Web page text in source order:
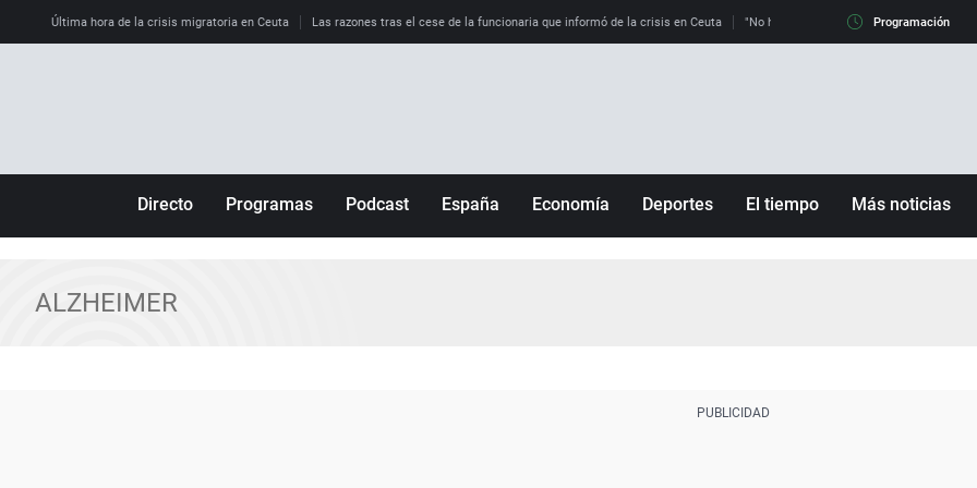
Última hora de la crisis migratoria en Ceuta Las razones tras el cese de la funcionaria que informó de la crisis en Ceuta "No hay mafias, que no nos engañen":
Programación
Directo Programas Podcast España Economía Deportes El tiempo Más noticias
ALZHEIMER